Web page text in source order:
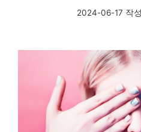
2024-06-17 작